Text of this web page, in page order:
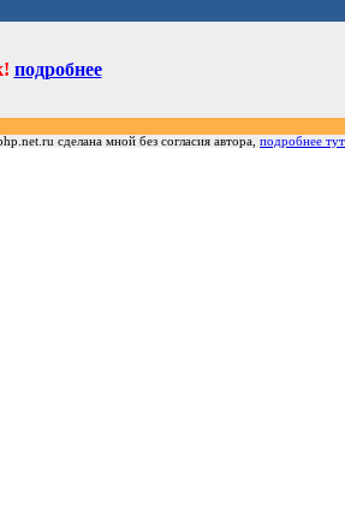
подробнее
сделана мной без согласия автора, подробнее тут